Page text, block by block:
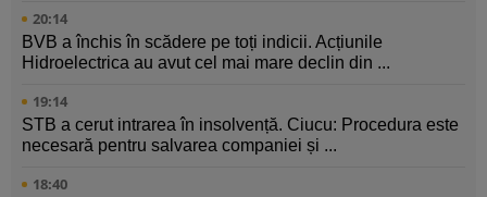
20:14
BVB a închis în scădere pe toți indicii. Acțiunile
Hidroelectrica au avut cel mai mare declin din ...
19:14
STB a cerut intrarea în insolvență. Ciucu: Procedura este
necesară pentru salvarea companiei și ...
18:40